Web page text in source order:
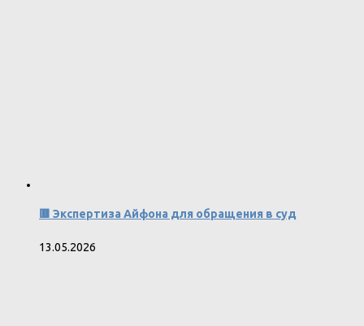
🟥 Экспертиза Айфона для обращения в суд
13.05.2026